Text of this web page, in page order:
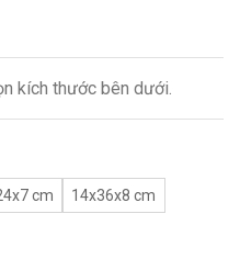
kích thước bên dưới.
cm 14x36x8 cm